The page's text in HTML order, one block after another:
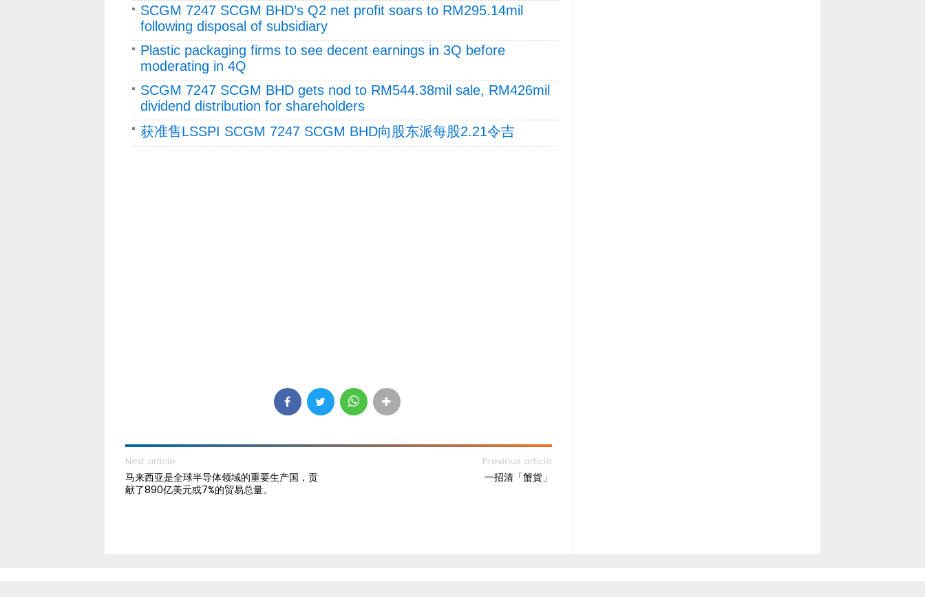
SCGM 7247 SCGM BHD’s Q2 net profit soars to RM295.14mil
following disposal of subsidiary
Plastic packaging firms to see decent earnings in 3Q before
moderating in 4Q
SCGM 7247 SCGM BHD gets nod to RM544.38mil sale, RM426mil
dividend distribution for shareholders
获准售LSSPI SCGM 7247 SCGM BHD向股东派每股2.21令吉
Next article
马来西亚是全球半导体领域的重要生产国，贡
献了890亿美元或7%的贸易总量。
Previous article
一招清「蟹貨」